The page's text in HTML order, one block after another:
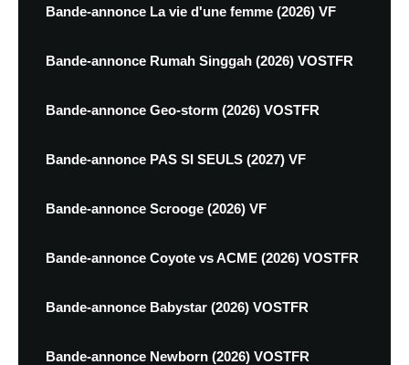
Bande-annonce La vie d'une femme (2026) VF
Bande-annonce Rumah Singgah (2026) VOSTFR
Bande-annonce Geo-storm (2026) VOSTFR
Bande-annonce PAS SI SEULS (2027) VF
Bande-annonce Scrooge (2026) VF
Bande-annonce Coyote vs ACME (2026) VOSTFR
Bande-annonce Babystar (2026) VOSTFR
Bande-annonce Newborn (2026) VOSTFR